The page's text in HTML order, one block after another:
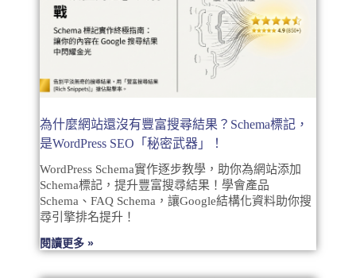
為什麼網站還沒有豐富搜尋結果？Schema標記，
是WordPress SEO「秘密武器」！
WordPress Schema實作逐步教學，助你為網站添加
Schema標記，提升豐富搜尋結果！學會產品
Schema、FAQ Schema，讓Google結構化資料助你搜
尋引擎排名提升！
閱讀更多 »